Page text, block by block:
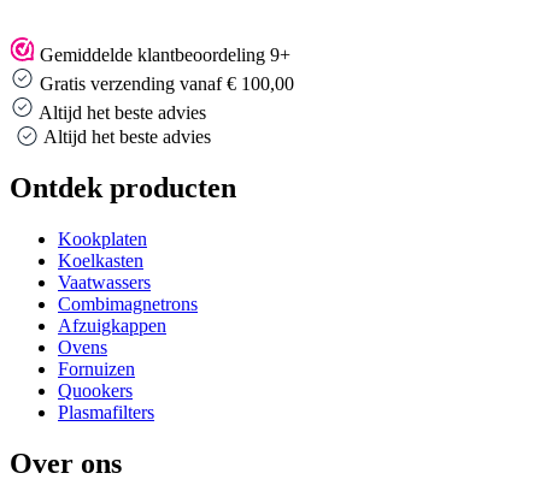
Gemiddelde klantbeoordeling 9+
Gratis verzending vanaf € 100,00
Altijd het beste advies
Altijd het beste advies
Ontdek producten
Kookplaten
Koelkasten
Vaatwassers
Combimagnetrons
Afzuigkappen
Ovens
Fornuizen
Quookers
Plasmafilters
Over ons